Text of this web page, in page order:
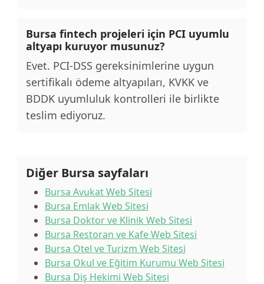
Bursa fintech projeleri için PCI uyumlu
altyapı kuruyor musunuz?
Evet. PCI-DSS gereksinimlerine uygun
sertifikalı ödeme altyapıları, KVKK ve
BDDK uyumluluk kontrolleri ile birlikte
teslim ediyoruz.
Diğer Bursa sayfaları
Bursa Avukat Web Sitesi
Bursa Emlak Web Sitesi
Bursa Doktor ve Klinik Web Sitesi
Bursa Restoran ve Kafe Web Sitesi
Bursa Otel ve Turizm Web Sitesi
Bursa Okul ve Eğitim Kurumu Web Sitesi
Bursa Diş Hekimi Web Sitesi